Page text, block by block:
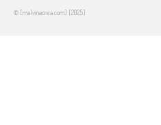
© [malvinacrea.com] [2025]